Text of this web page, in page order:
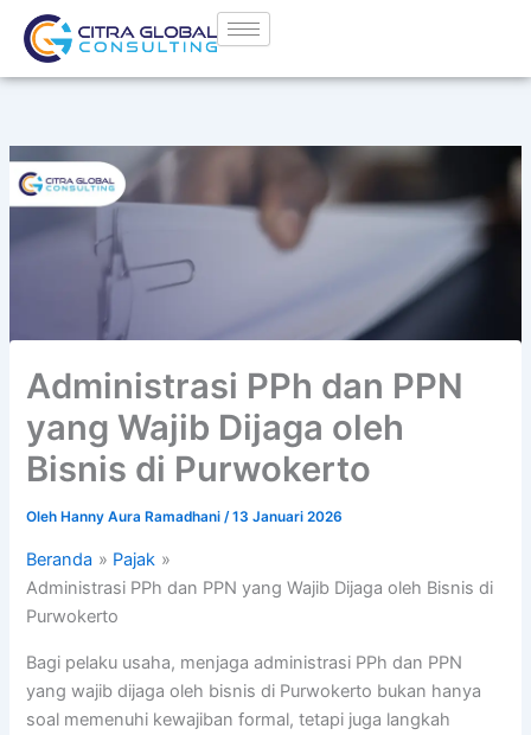
Lewati
konten
Administrasi PPh dan PPN
yang Wajib Dijaga oleh
Bisnis di Purwokerto
Oleh Hanny Aura Ramadhani/13 Januari 2026
Beranda
Pajak
Administrasi PPh dan PPN yang Wajib Dijaga oleh Bisnis di
Purwokerto
Bagi pelaku usaha, menjaga administrasi PPh dan PPN
yang wajib dijaga oleh bisnis di Purwokerto bukan hanya
soal memenuhi kewajiban formal, tetapi juga langkah